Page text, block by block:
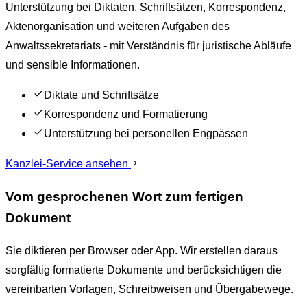
Unterstützung bei Diktaten, Schriftsätzen, Korrespondenz,
Aktenorganisation und weiteren Aufgaben des
Anwaltssekretariats - mit Verständnis für juristische Abläufe
und sensible Informationen.
Diktate und Schriftsätze
Korrespondenz und Formatierung
Unterstützung bei personellen Engpässen
Kanzlei-Service ansehen
Vom gesprochenen Wort zum fertigen
Dokument
Sie diktieren per Browser oder App. Wir erstellen daraus
sorgfältig formatierte Dokumente und berücksichtigen die
vereinbarten Vorlagen, Schreibweisen und Übergabewege.